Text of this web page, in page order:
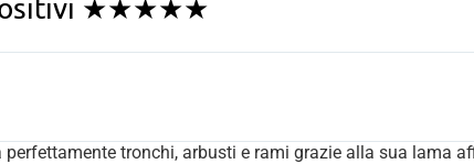
★★★★★
tronchi, arbusti e rami grazie alla sua lama